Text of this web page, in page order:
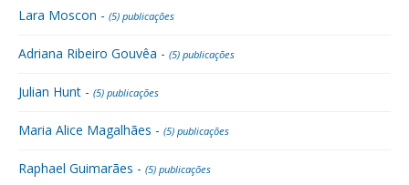
Lara Moscon - (5) publicações
Adriana Ribeiro Gouvêa - (5) publicações
Julian Hunt - (5) publicações
Maria Alice Magalhães - (5) publicações
Raphael Guimarães - (5) publicações